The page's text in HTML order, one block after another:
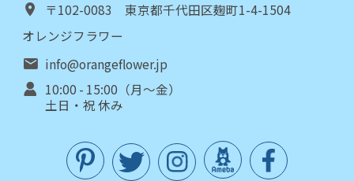
〒102-0083 東京都千代田区麹町1-4-1504
オレンジフラワー
info@orangeflower.jp
10:00 - 15:00（月～金）
土日・祝 休み